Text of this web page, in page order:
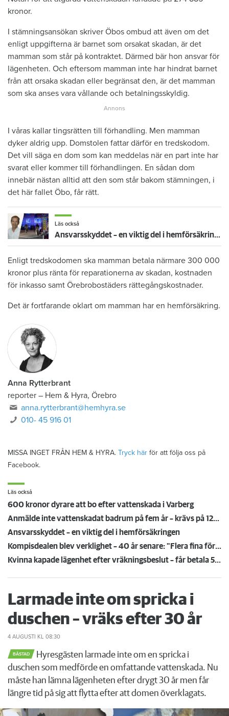
kronor.
I stämningsansökan skriver Öbos ombud att även om det
enligt uppgifterna är barnet som orsakat skadan, är det
mamman som står på kontraktet. Därmed bär hon ansvar för
lägenheten. Och eftersom mamman inte har hindrat barnet
från att orsaka skadan eller begränsat den, är det mamman
som ska anses vara vållande och betalningsskyldig.
I våras kallar tingsrätten till förhandling. Men mamman
dyker aldrig upp. Domstolen fattar därför en tredskodom.
Det vill säga en dom som kan meddelas när en part inte har
svarat eller kommer till förhandlingen. En sådan dom
innebär nästan alltid att den som står bakom stämningen, i
det här fallet Öbo, får rätt.
Läs också
Ansvarsskyddet – en viktig del i hemförsäkringen
Enligt tredskodomen ska mamman betala närmare 300 000
kronor plus ränta för reparationerna av skadan, kostnaden
för inkasso samt Örebrobostäders rättegångskostnader.
Det är fortfarande oklart om mamman har en hemförsäkring.
Anna Rytterbrant
reporter – Hem & Hyra, Örebro
anna.rytterbrant@hemhyra.se
010- 45 916 01
MISSA INGET FRÅN HEM & HYRA. Tryck här för att följa oss på
Facebook.
Läs också
600 kronor dyrare att bo efter vattenskada i Varberg
Anmälde inte vattenskadat badrum på fem år – krävs på 125 000 kronor
Ansvarsskyddet – en viktig del i hemförsäkringen
Kompisdealen blev verklighet – 40 år senare: "Flera fina fördelar med att dela bostad"
Kvinna kapade lägenhet efter vräkningsbeslut – får betala 50 000
Larmade inte om spricka i
duschen – vräks efter 30 år
4 AUGUSTI KL 08:30
BÅSTAD
Hyresgästen larmade inte om en spricka i
duschen som medförde en omfattande vattenskada. Nu
måste han lämna lägenheten efter drygt 30 år men får
längre tid på sig att flytta efter att domen överklagats.